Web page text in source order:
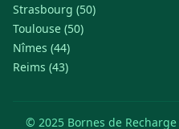
Strasbourg (50)
Toulouse (50)
Nîmes (44)
Reims (43)
© 2025 Bornes de